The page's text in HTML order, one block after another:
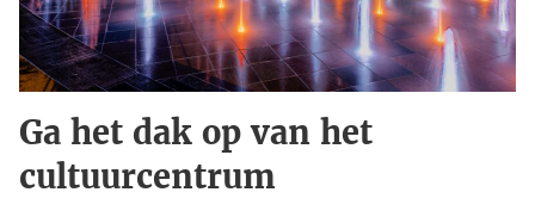
Ga het dak op van het
cultuurcentrum